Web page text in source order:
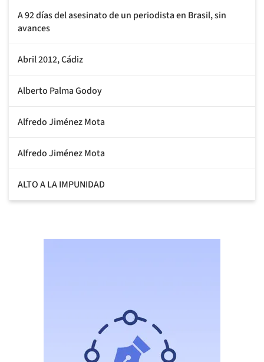
A 92 días del asesinato de un periodista en Brasil, sin
avances
Abril 2012, Cádiz
Alberto Palma Godoy
Alfredo Jiménez Mota
Alfredo Jiménez Mota
ALTO A LA IMPUNIDAD